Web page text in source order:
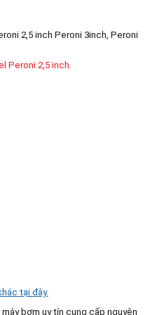
2,5 inch Peroni 3inch, Peroni
Peroni 2,5 inch.
tại đây.
bơm uy tín cung cấp nguyên